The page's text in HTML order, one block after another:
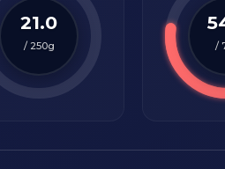
21.0
/ 250g /